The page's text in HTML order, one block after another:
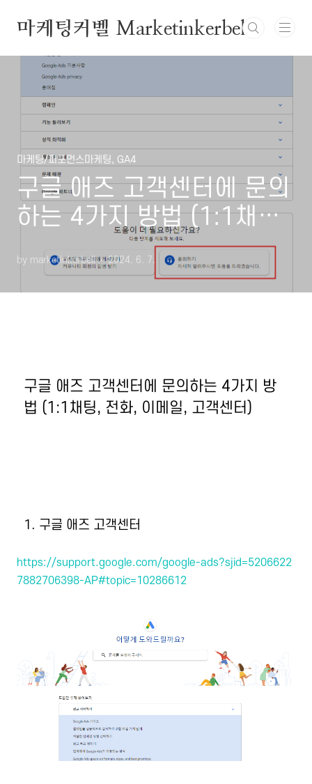
마케팅커벨 Marketinkerbell
마케팅/퍼포먼스마케팅, GA4
구글 애즈 고객센터에 문의
하는 4가지 방법 (1:1채팅,
전화, 이메일, 고객센터)
by marketinkerbell 2024. 6. 7.
구글 애즈 고객센터에 문의하는 4가지 방
법 (1:1채팅, 전화, 이메일, 고객센터)
1. 구글 애즈 고객센터
https://support.google.com/google-ads?sjid=5206622
7882706398-AP#topic=10286612